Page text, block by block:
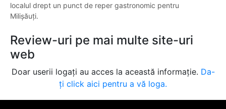
localul drept un punct de reper gastronomic pentru
Milișăuți.
Review-uri pe mai multe site-uri
web
Doar userii logați au acces la această informație. Da-
ți click aici pentru a vă loga.